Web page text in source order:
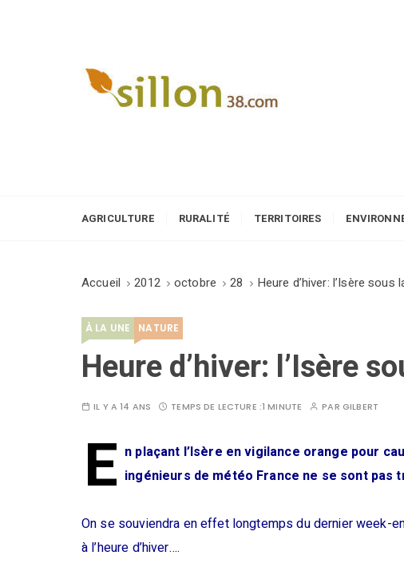
AGRICULTURE RURALITÉ TERRITOIRES
Accueil 2012 octobre 28 Heure d’hiver: l’Isère sous
À LA UNE NATURE
Heure d’hiver: l’Isère
IL Y A 14 ANS TEMPS DE LECTURE :1 MINUTE PAR GILBERT
E n plaçant l’Isère en vigilance orange pour
ingénieurs de météo France ne se sont pas
On se souviendra en effet longtemps du dernier week-
à l’heure d’hiver….